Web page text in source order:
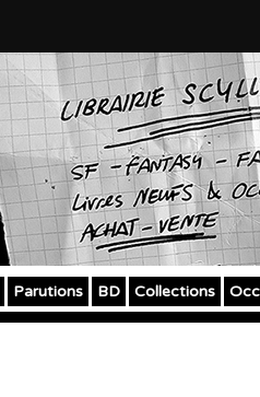
Parutions BD Collections